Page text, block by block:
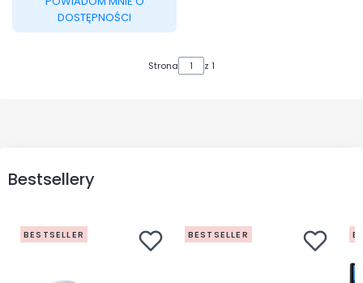
DOSTĘPNOŚCI
Strona z 1
Bestsellery
BESTSELLER BESTSELLER